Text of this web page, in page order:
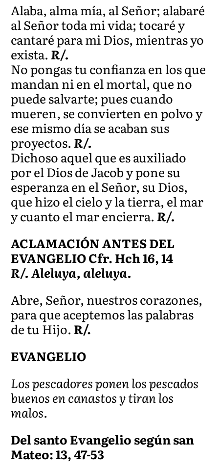
Alaba, alma mía, al Señor; alabaré
al Señor toda mi vida; tocaré y
cantaré para mi Dios, mientras yo
exista.R/.
No pongas tu confianza en los que
mandan ni en el mortal, que no
puede salvarte; pues cuando
mueren, se convierten en polvo y
ese mismo día se acaban sus
proyectos.R/.
Dichoso aquel que es auxiliado
por el Dios de Jacob y pone su
esperanza en el Señor, su Dios,
que hizo el cielo y la tierra, el mar
y cuanto el mar encierra.R/.
ACLAMACIÓN ANTES DEL
EVANGELIO Cfr. Hch 16, 14
R/. Aleluya, aleluya.
Abre, Señor, nuestros corazones,
para que aceptemos las palabras
de tu Hijo. R/.
EVANGELIO
Los pescadores ponen los pescados
buenos en canastos y tiran los
malos.
Del santo Evangelio según san
Mateo: 13, 47-53